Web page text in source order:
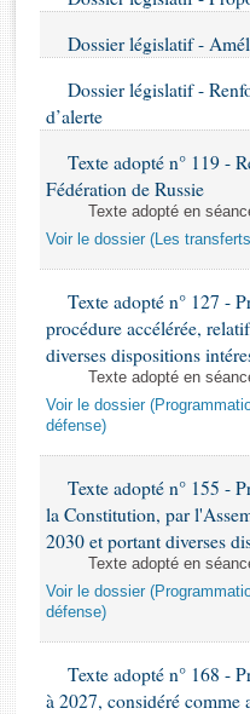
Rapports d'enquête
Baromètre de l’application
Dossiers législatifs
Budget et sécurité sociale
Questions écrites et orales
Dossier législatif -
Dossier législatif -
d’alerte
Texte adopté n° 119 -
Fédération de Russie
Texte adopté en
Voir le dossier (Les
Texte adopté n° 127 -
procédure accélérée,
diverses dispositions
Texte adopté en
Voir le dossier
défense)
Texte adopté n° 155 -
la Constitution, par
2030 et portant diverses
Texte adopté en
Voir le dossier
défense)
Texte adopté n° 168 -
à 2027, considéré comme